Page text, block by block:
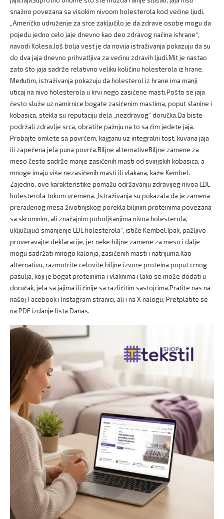
snažno povezana sa visokim nivoom holesterola kod većine ljudi.
„Američko udruženje za srce zaključilo je da zdrave osobe mogu da
pojedu jedno celo jaje dnevno kao deo zdravog načina ishrane“,
navodi Kolesa.Još bolja vest je da novija istraživanja pokazuju da su
do dva jaja dnevno prihvatljiva za većinu zdravih ljudi.Mit je nastao
zato što jaja sadrže relativno veliku količinu holesterola iz hrane.
Međutim, istraživanja pokazuju da holesterol iz hrane ima manji
uticaj na nivo holesterola u krvi nego zasićene masti.Pošto se jaja
često služe uz namirnice bogate zasićenim mastima, poput slanine i
kobasica, stekla su reputaciju dela „nezdravog“ doručka.Da biste
podržali zdravlje srca, obratite pažnju na to sa čim jedete jaja.
Probajte omlete sa povrćem, kajganu uz integralni tost, kuvana jaja
ili zapečena jela puna povrća.Biljne alternativeBiljne zamene za
meso često sadrže manje zasićenih masti od svinjskih kobasica, a
mnoge imaju više nezasićenih masti ili vlakana, kaže Kembel.
Zajedno, ove karakteristike pomažu održavanju zdravijeg nivoa LDL
holesterola tokom vremena.„Istraživanja su pokazala da je zamena
prerađenog mesa životinjskog porekla biljnim proteinima povezana
sa skromnim, ali značajnim poboljšanjima nivoa holesterola,
uključujući smanjenje LDL holesterola“, ističe Kembel.Ipak, pažljivo
proveravajte deklaracije, jer neke biljne zamene za meso i dalje
mogu sadržati mnogo kalorija, zasićenih masti i natrijuma.Kao
alternativu, razmotrite celovite biljne izvore proteina poput crnog
pasulja, koji je bogat proteinima i vlaknima i lako se može dodati u
doručak, jela sa jajima ili činije sa različitim sastojcima.Pratite nas na
našoj Facebook i Instagram stranici, ali i na X nalogu. Pretplatite se
na PDF izdanje lista Danas.